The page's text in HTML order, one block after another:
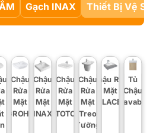
Gạch INAX Thiết Bị Vệ
Chậu
Rửa
Mặt
GROHE
Chậu
Rửa
Mặt
INAX
Chậu
Rửa
Mặt
TOTO
Chậu
Rửa
Mặt
Treo
Tường
Chậu Rửa
Mặt
VIGLACERA
Tủ
Chậu
Lavabo